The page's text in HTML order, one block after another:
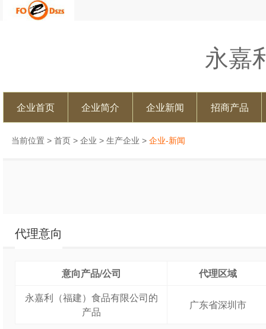
永嘉
企业首页 企业简介 企业新闻 招商产品
当前位置 > 首页 > 企业 > 生产企业 > 企业-新闻
代理意向
意向产品/公司
代理区域
永嘉利（福建）食品有限公司的
产品
广东省深圳市